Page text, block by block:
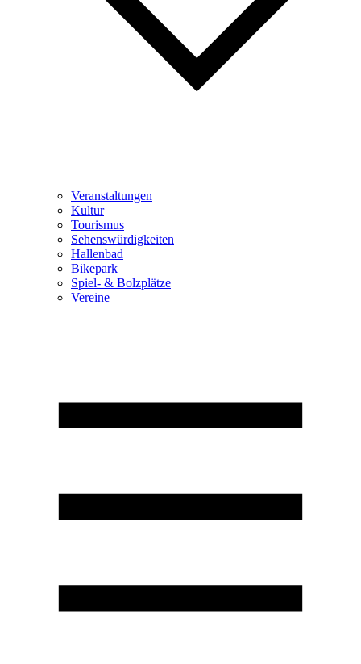
Veranstaltungen
Kultur
Tourismus
Sehenswürdigkeiten
Hallenbad
Bikepark
Spiel- & Bolzplätze
Vereine